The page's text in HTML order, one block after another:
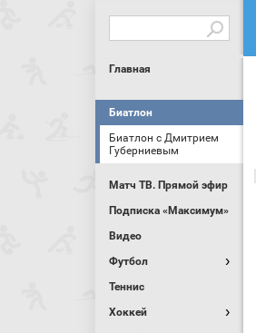
Главная
Биатлон
Биатлон с Дмитрием
Губерниевым
Матч ТВ. Прямой эфир
Подписка «Максимум»
Видео
Футбол
Теннис
Хоккей